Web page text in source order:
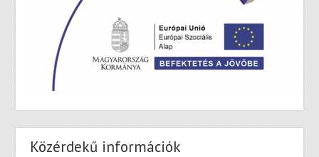
Közérdekű információk